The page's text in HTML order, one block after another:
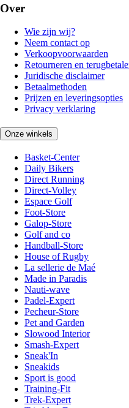
Over
Wie zijn wij?
Neem contact op
Verkoopvoorwaarden
Retourneren en
Juridische disclaimer
Betaalmethoden
Prijzen en leveringsopties
Privacy verklaring
Onze winkels
Basket-Center
Daily Bikers
Direct Running
Direct-Volley
Espace Golf
Foot-Store
Galop-Store
Golf and co
Handball-Store
House of Rugby
La sellerie de Maé
Made in Paradis
Nauti-wave
Padel-Expert
Pecheur-Store
Pet and Garden
Slowood Interior
Smash-Expert
Sneak'In
Sneakids
Sport is good
Training-Fit
Trek-Expert